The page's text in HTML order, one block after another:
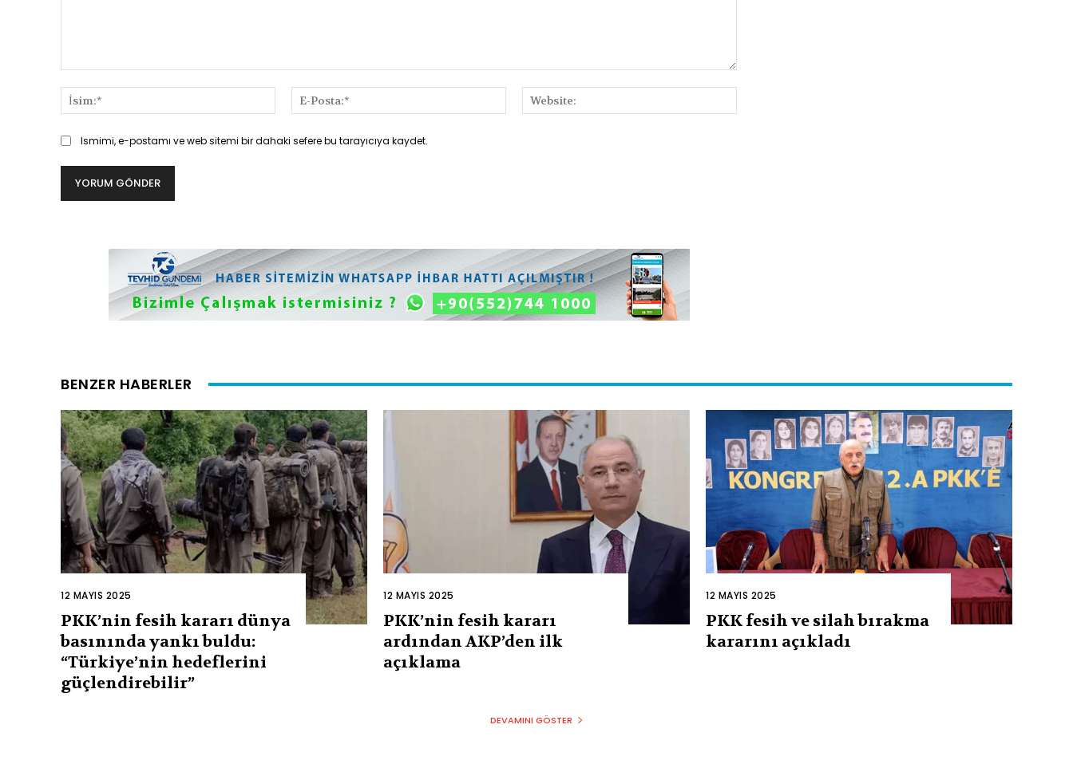
İsim:*
Posta:*
Ismimi, e-postamı ve web sitemi bir dahaki sefere bu tarayıcıya kaydet.
BENZER HABERLER
12 MAYIS 2025
PKK’nin fesih kararı dünya
basınında yankı buldu:
“Türkiye’nin hedeflerini
güçlendirebilir”
12 MAYIS 2025
PKK’nin fesih kararı
ardından AKP’den ilk
açıklama
12 MAYIS 2025
PKK fesih ve silah bırakma
kararını açıkladı
DEVAMINI GÖSTER